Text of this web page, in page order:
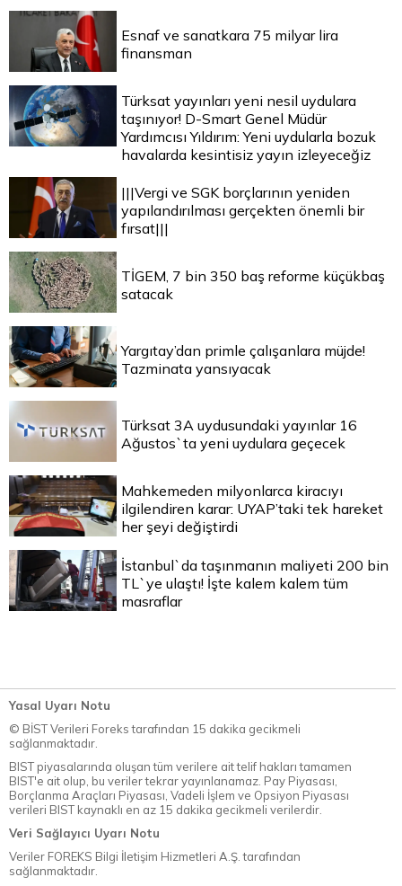
Esnaf ve sanatkara 75 milyar lira
finansman
Türksat yayınları yeni nesil uydulara
taşınıyor! D-Smart Genel Müdür
Yardımcısı Yıldırım: Yeni uydularla bozuk
havalarda kesintisiz yayın izleyeceğiz
|||Vergi ve SGK borçlarının yeniden
yapılandırılması gerçekten önemli bir
fırsat|||
TİGEM, 7 bin 350 baş reforme küçükbaş
satacak
Yargıtay’dan primle çalışanlara müjde!
Tazminata yansıyacak
Türksat 3A uydusundaki yayınlar 16
Ağustos`ta yeni uydulara geçecek
Mahkemeden milyonlarca kiracıyı
ilgilendiren karar: UYAP’taki tek hareket
her şeyi değiştirdi
İstanbul`da taşınmanın maliyeti 200 bin
TL`ye ulaştı! İşte kalem kalem tüm
masraflar
Yasal Uyarı Notu
© BİST Verileri Foreks tarafından 15 dakika gecikmeli
sağlanmaktadır.
BIST piyasalarında oluşan tüm verilere ait telif hakları tamamen
BIST'e ait olup, bu veriler tekrar yayınlanamaz. Pay Piyasası,
Borçlanma Araçları Piyasası, Vadeli İşlem ve Opsiyon Piyasası
verileri BIST kaynaklı en az 15 dakika gecikmeli verilerdir.
Veri Sağlayıcı Uyarı Notu
Veriler FOREKS Bilgi İletişim Hizmetleri A.Ş. tarafından
sağlanmaktadır.